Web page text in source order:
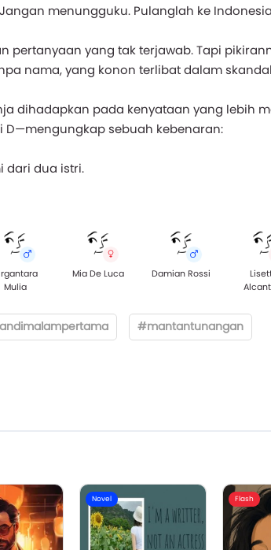
menungguku. Pulanglah ke
pertanyaan yang tak terjawab. Tapi
nama, yang konon terlibat dalam
dihadapkan pada kenyataan yang lebih
sebuah kebenaran:
dari dua istri.
Mulia
Mia De Luca Damian Rossi
#mantantunangan
Novel Flash